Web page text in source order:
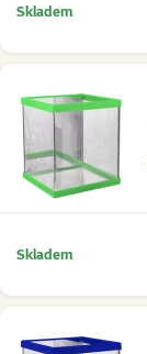
Skladem
Skladem